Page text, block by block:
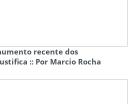
recente dos
:: Por Marcio Rocha